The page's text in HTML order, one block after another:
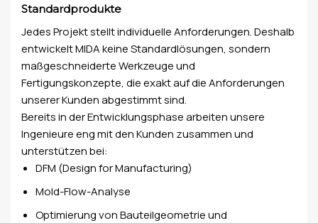
Standardprodukte
Jedes Projekt stellt individuelle Anforderungen. Deshalb
entwickelt MIDA keine Standardlösungen, sondern
maßgeschneiderte Werkzeuge und
Fertigungskonzepte, die exakt auf die Anforderungen
unserer Kunden abgestimmt sind.
Bereits in der Entwicklungsphase arbeiten unsere
Ingenieure eng mit den Kunden zusammen und
unterstützen bei:
DFM (Design for Manufacturing)
Mold-Flow-Analyse
Optimierung von Bauteilgeometrie und